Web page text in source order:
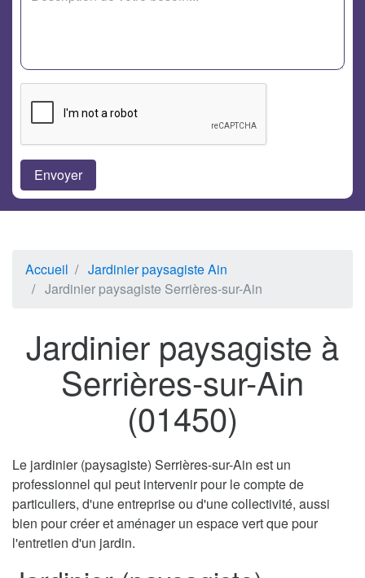
Accueil
Jardinier paysagiste Ain
Jardinier paysagiste Serrières-sur-Ain
Jardinier paysagiste à
Serrières-sur-Ain
(01450)
Le jardinier (paysagiste) Serrières-sur-Ain est un
professionnel qui peut intervenir pour le compte de
particuliers, d'une entreprise ou d'une collectivité, aussi
bien pour créer et aménager un espace vert que pour
l'entretien d'un jardin.